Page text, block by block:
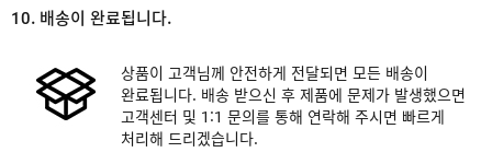
10. 배송이 완료됩니다.
상품이 고객님께 안전하게 전달되면 모든 배송이
완료됩니다. 배송 받으신 후 제품에 문제가 발생했으면
고객센터 및 1:1 문의를 통해 연락해 주시면 빠르게
처리해 드리겠습니다.